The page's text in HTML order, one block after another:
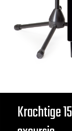
Krachtige